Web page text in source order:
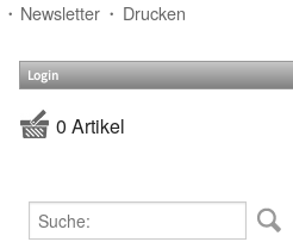
Newsletter Drucken
Login
0 Artikel